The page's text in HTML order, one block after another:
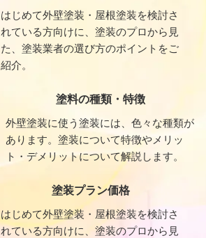
はじめて外壁塗装・屋根塗装を検討さ
れている方向けに、塗装のプロから見
た、塗装業者の選び方のポイントをご
紹介。
塗料の種類・特徴
外壁塗装に使う塗装には、色々な種類が
あります。塗装について特徴やメリッ
ト・デメリットについて解説します。
塗装プラン価格
はじめて外壁塗装・屋根塗装を検討さ
れている方向けに、塗装のプロから見